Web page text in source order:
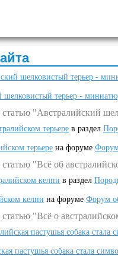
шелковистый терьер -
шелковистый терьер -
"Австралийский
терьере в раздел
терьере на форуме
"Всё об
келпи в раздел
келпи на форуме Форум
"Всё о
пастушья собака
пастушья собака стала